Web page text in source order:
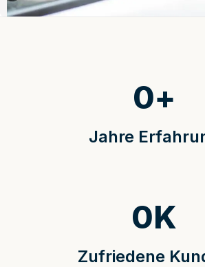
Jahre
0+
Zufriedene
0K